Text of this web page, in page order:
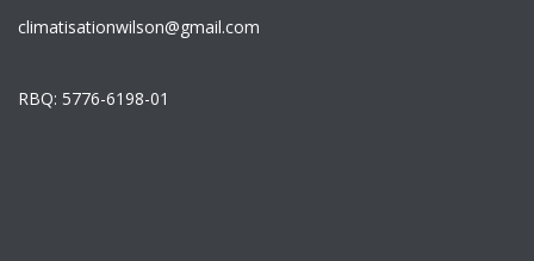
climatisationwilson@gmail.com
RBQ: 5776-6198-01